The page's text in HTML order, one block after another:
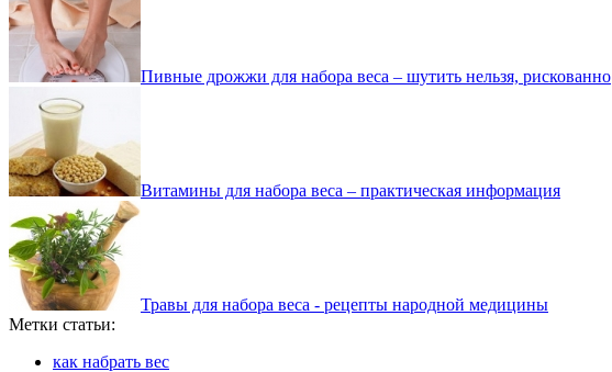
Пивные дрожжи для набора веса – шутить нельзя, рискованно
Витамины для набора веса – практическая информация
Травы для набора веса - рецепты народной медицины
Метки статьи:
как набрать вес